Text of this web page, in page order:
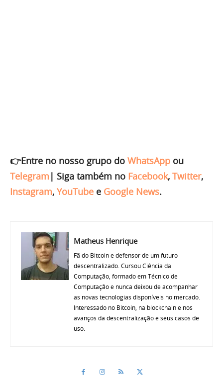
👉Entre no nosso grupo do WhatsApp ou
Telegram | Siga também no Facebook, Twitter,
Instagram, YouTube e Google News.
Matheus Henrique
Fã do Bitcoin e defensor de um futuro
descentralizado. Cursou Ciência da
Computação, formado em Técnico de
Computação e nunca deixou de acompanhar
as novas tecnologias disponíveis no mercado.
Interessado no Bitcoin, na blockchain e nos
avanços da descentralização e seus casos de
uso.